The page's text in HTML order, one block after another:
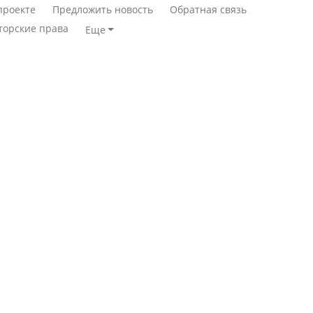
Предложить новость
Обратная связь
права
Еще